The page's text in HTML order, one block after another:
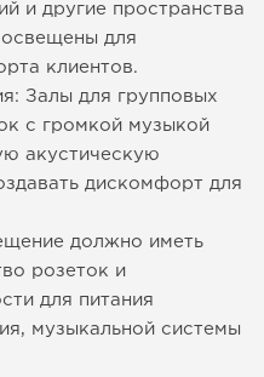
и другие пространства
для
клиентов.
Залы для групповых
с громкой музыкой
акустическую
дискомфорт для
должно иметь
розеток и
для питания
музыкальной системы